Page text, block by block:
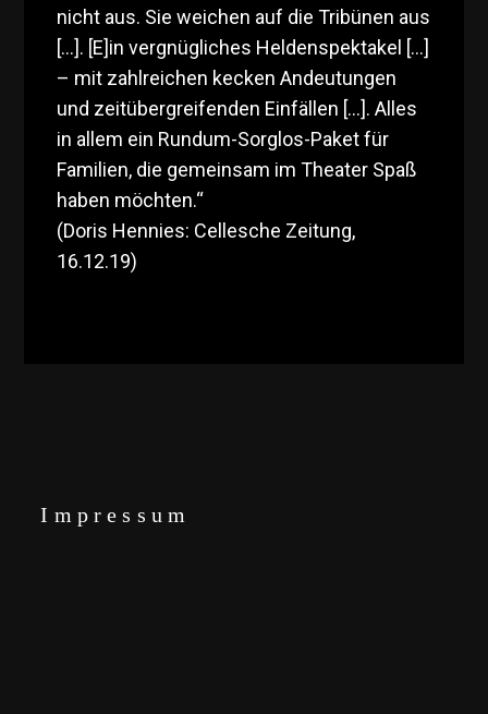
nicht aus. Sie weichen auf die Tribünen aus
[…]. [E]in vergnügliches Heldenspektakel […]
– mit zahlreichen kecken Andeutungen
und zeitübergreifenden Einfällen […]. Alles
in allem ein Rundum-Sorglos-Paket für
Familien, die gemeinsam im Theater Spaß
haben möchten.“
(Doris Hennies: Cellesche Zeitung,
16.12.19)
Impressum